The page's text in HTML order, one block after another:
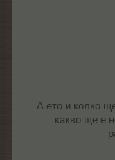
А ето и колко
какво ще е